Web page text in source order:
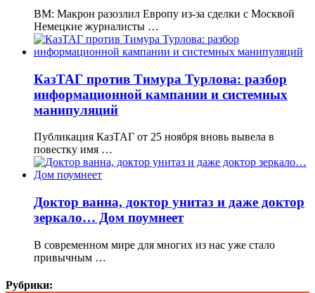
BM: Макрон разозлил Европу из-за сделки с Москвой
Немецкие журналисты …
КазТАГ против Тимура Турлова: разбор
информационной кампании и системных
манипуляций
Публикация КазТАГ от 25 ноября вновь вывела в
повестку имя …
Доктор ванна, доктор унитаз и даже доктор
зеркало… Дом поумнеет
В современном мире для многих из нас уже стало
привычным …
Рубрики: